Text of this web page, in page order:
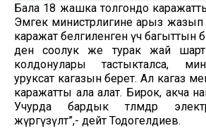
Бала 18 жашка толгондо
Эмгек министрлигине арыз жазып
каражат белгиленген үч багыттын
ден соолук же турак жай
колдонулары тастыкталса,
уруксат кагазын берет. Ал кагаз
каражатты ала алат. Бирок, акча
Учурда бардык төлөмдөр
жүргүзүлөт”,- дейт Тодогелдиев.